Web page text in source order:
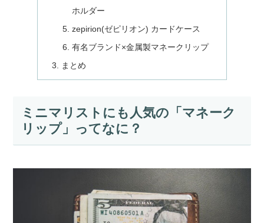
ホルダー
zepirion(ゼピリオン) カードケース
有名ブランド×金属製マネークリップ
まとめ
ミニマリストにも人気の「マネーク
リップ」ってなに？